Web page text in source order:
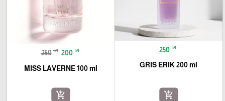
250 ₪
GRIS ERIK 200 ml
add_shopping_cart
250 ₪ 200 ₪
MISS LAVERNE 100 ml
add_shopping_cart